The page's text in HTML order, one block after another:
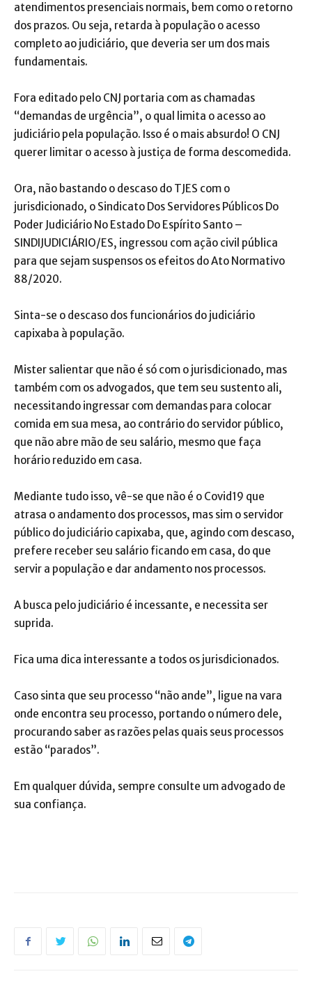
atendimentos presenciais normais, bem como o retorno
dos prazos. Ou seja, retarda à população o acesso
completo ao judiciário, que deveria ser um dos mais
fundamentais.
Fora editado pelo CNJ portaria com as chamadas
“demandas de urgência”, o qual limita o acesso ao
judiciário pela população. Isso é o mais absurdo! O CNJ
querer limitar o acesso à justiça de forma descomedida.
Ora, não bastando o descaso do TJES com o
jurisdicionado, o Sindicato Dos Servidores Públicos Do
Poder Judiciário No Estado Do Espírito Santo –
SINDIJUDICIÁRIO/ES, ingressou com ação civil pública
para que sejam suspensos os efeitos do Ato Normativo
88/2020.
Sinta-se o descaso dos funcionários do judiciário
capixaba à população.
Mister salientar que não é só com o jurisdicionado, mas
também com os advogados, que tem seu sustento ali,
necessitando ingressar com demandas para colocar
comida em sua mesa, ao contrário do servidor público,
que não abre mão de seu salário, mesmo que faça
horário reduzido em casa.
Mediante tudo isso, vê-se que não é o Covid19 que
atrasa o andamento dos processos, mas sim o servidor
público do judiciário capixaba, que, agindo com descaso,
prefere receber seu salário ficando em casa, do que
servir a população e dar andamento nos processos.
A busca pelo judiciário é incessante, e necessita ser
suprida.
Fica uma dica interessante a todos os jurisdicionados.
Caso sinta que seu processo “não ande”, ligue na vara
onde encontra seu processo, portando o número dele,
procurando saber as razões pelas quais seus processos
estão “parados”.
Em qualquer dúvida, sempre consulte um advogado de
sua confiança.